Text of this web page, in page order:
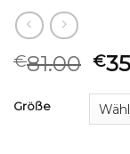
€81.00 €
Größe